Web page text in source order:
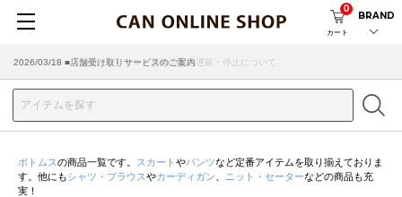
カート
0
BRAND
2026/07/29 ■【お知らせ】ヤマト運輸の配送遅延・停止について
2026/03/18 ■店舗受け取りサービスのご案内
ボトムスの商品一覧です。 スカート やパンツなど定番アイテムを取り揃えておりま
す。他にもシャツ・ブラウスやカーディガン ニット・セーターなどの商品も充
実！